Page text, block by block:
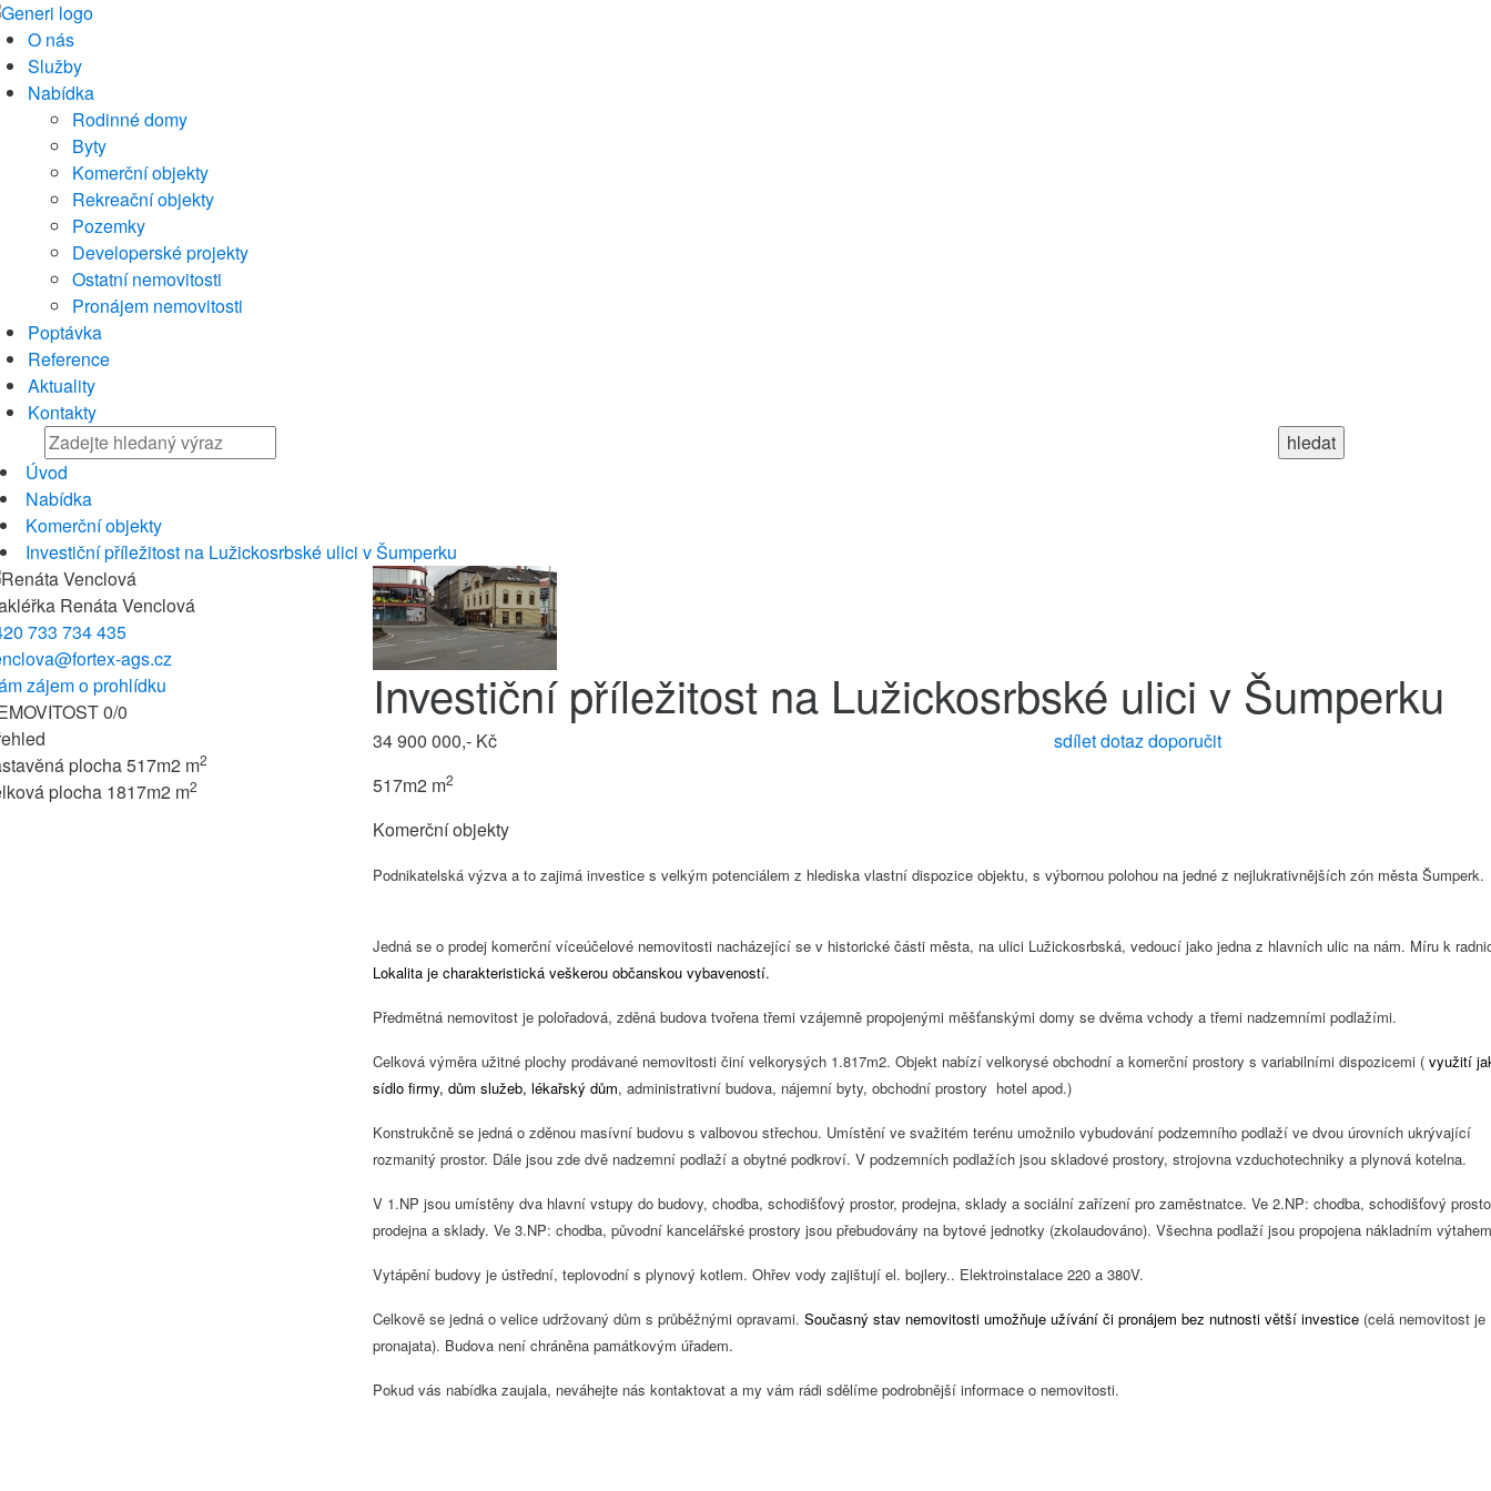
O nás
Služby
Nabídka
Rodinné domy
Byty
Komerční objekty
Rekreační objekty
Pozemky
Developerské projekty
Ostatní nemovitosti
Pronájem nemovitosti
Poptávka
Reference
Aktuality
Kontakty
Úvod
Nabídka
Komerční objekty
Investiční příležitost na Lužickosrbské ulici v Šumperku
Renáta Venclová
733 734 435
ags.cz
zájem o prohlídku
0/0
plocha517m2 m2
plocha 1817m2 m2
Investiční příležitost na Lužickosrbské ulici v Šumperku
34 900 000,- Kč
517m2 m2
Komerční objekty
sdíletdotazdoporučit
Podnikatelská výzva a to zajimá investice s velkým potenciálem z hlediska vlastní dispozice objektu, s výbornou polohou na jedné z nejlukrativnějších zón města Šumperk.
Jedná se o prodej komerční víceúčelové nemovitosti nacházející se v historické části města, na ulici Lužickosrbská, vedoucí jako jedna z hlavních ulic na nám. Míru k
Lokalita je charakteristická veškerou občanskou vybaveností.
Předmětná nemovitost je polořadová, zděná budova tvořena třemi vzájemně propojenými měšťanskými domy se dvěma vchody a třemi nadzemními podlažími.
Celková výměra užitné plochy prodávané nemovitosti činí velkorysých 1.817m2. Objekt nabízí velkorysé obchodní a komerční prostory s variabilními dispozicemi ( využití
sídlo firmy, dům služeb, lékařský dům, administrativní budova, nájemní byty, obchodní prostory hotel apod.)
Konstrukčně se jedná o zděnou masívní budovu s valbovou střechou. Umístění ve svažitém terénu umožnilo vybudování podzemního podlaží ve dvou úrovních ukrývající
rozmanitý prostor. Dále jsou zde dvě nadzemní podlaží a obytné podkroví. V podzemních podlažích jsou skladové prostory, strojovna vzduchotechniky a plynová kotelna.
V 1.NP jsou umístěny dva hlavní vstupy do budovy, chodba, schodišťový prostor, prodejna, sklady a sociální zařízení pro zaměstnatce. Ve 2.NP: chodba, schodišťový
prodejna a sklady. Ve 3.NP: chodba, původní kancelářské prostory jsou přebudovány na bytové jednotky (zkolaudováno). Všechna podlaží jsou propojena nákladním
Vytápění budovy je ústřední, teplovodní s plynový kotlem. Ohřev vody zajištují el. bojlery.. Elektroinstalace 220 a 380V.
Celkově se jedná o velice udržovaný dům s průběžnými opravami. Současný stav nemovitosti umožňuje užívání či pronájem bez nutnosti větší investice (celá nemovitost je
pronajata). Budova není chráněna památkovým úřadem.
Pokud vás nabídka zaujala, neváhejte nás kontaktovat a my vám rádi sdělíme podrobnější informace o nemovitosti.